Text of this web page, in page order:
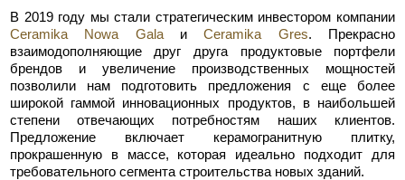
В 2019 году мы стали стратегическим инвестором компании
Ceramika Nowa GalaиCeramika Gres. Прекрасно
взаимодополняющие друг друга продуктовые портфели
брендов и увеличение производственных мощностей
позволили нам подготовить предложения с еще более
широкой гаммой инновационных продуктов, в наибольшей
степени отвечающих потребностям наших клиентов.
Предложение включает керамогранитную плитку,
прокрашенную в массе, которая идеально подходит для
требовательного сегмента строительства новых зданий.